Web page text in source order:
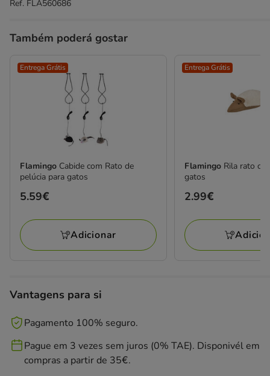
Ref. FLA560686
Também poderá gostar
Entrega Grátis
Flamingo Cabide com Rato de
pelúcia para gatos
Preço
5.59€
Adicionar
Entrega Grátis
Flamingo Rila rato
gatos
Preço
2.99€
Vantagens para si
Pagamento 100% seguro.
Pague em 3 vezes sem juros (0% TAE). Disponivél em
compras a partir de 35€.